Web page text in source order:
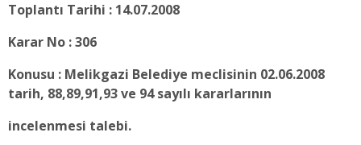
Toplantı Tarihi : 14.07.2008
Karar No : 306
Konusu : Melikgazi Belediye meclisinin 02.06.2008
tarih, 88,89,91,93 ve 94 sayılı kararlarının
incelenmesi talebi.